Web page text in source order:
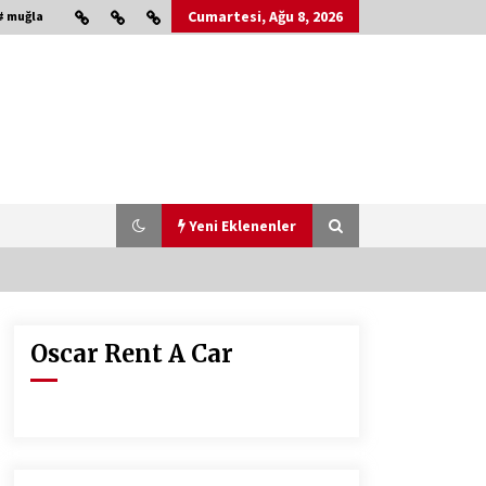
muğla Cumartesi, Ağu 8, 2026
Yeni Eklenenler
Çevre Bilinci Sahneye Taşınıyor:
Çocuklardan “Temiz Fethiye”
Oscar Rent A Car